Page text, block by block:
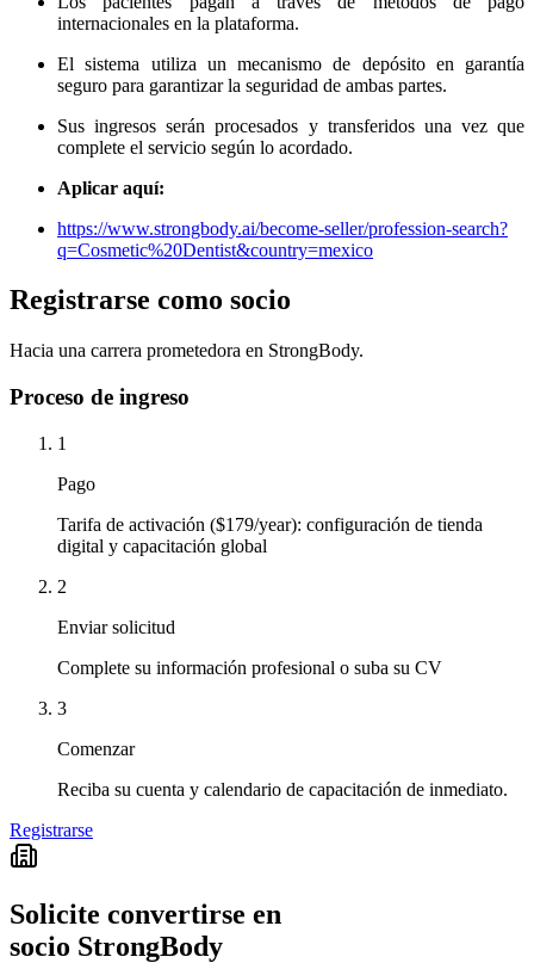
internacionales en la plataforma.
El sistema utiliza un mecanismo de depósito en garantía
seguro para garantizar la seguridad de ambas partes.
Sus ingresos serán procesados ​​y transferidos una vez que
complete el servicio según lo acordado.
Aplicar aquí:
https://www.strongbody.ai/become-seller/profession-search?
q=Cosmetic%20Dentist&country=mexico
Registrarse como socio
Hacia una carrera prometedora en StrongBody.
Proceso de ingreso
1
Pago
Tarifa de activación ($179/year): configuración de tienda
digital y capacitación global
2
Enviar solicitud
Complete su información profesional o suba su CV
3
Comenzar
Reciba su cuenta y calendario de capacitación de inmediato.
Registrarse
Solicite convertirse en
socio StrongBody